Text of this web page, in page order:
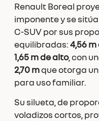
Renault Boreal
imponente y se
C-SUV por sus
equilibradas:4,56 m
1,65 m de alto, con
2,70 mque otorga
para uso familiar.
Su silueta, de
voladizos cortos,